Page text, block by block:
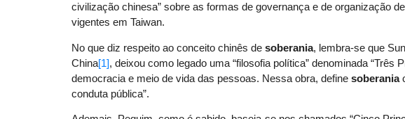
civilização chinesa” sobre as formas de governança e de organização
vigentes em Taiwan.
No que diz respeito ao conceito chinês de soberania, lembra-se que
China[1], deixou como legado uma “filosofia política” denominada “Três
democracia e meio de vida das pessoas. Nessa obra, define soberania
conduta pública”.